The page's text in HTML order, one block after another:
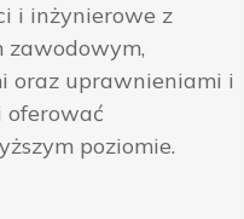
i inżynierowe z
oraz uprawnieniami i
poziomie.